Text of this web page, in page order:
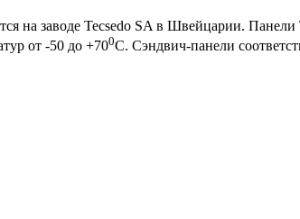
на заводе Tecsedo SA в Швейцарии. Панели
от -50 до +700С. Сэндвич-панели